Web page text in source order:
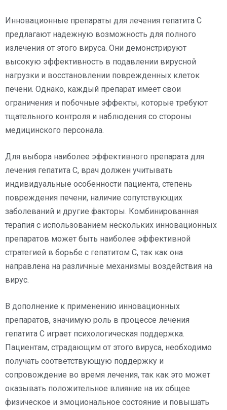
Инновационные препараты для лечения гепатита C
предлагают надежную возможность для полного
излечения от этого вируса. Они демонстрируют
высокую эффективность в подавлении вирусной
нагрузки и восстановлении поврежденных клеток
печени. Однако, каждый препарат имеет свои
ограничения и побочные эффекты, которые требуют
тщательного контроля и наблюдения со стороны
медицинского персонала.
Для выбора наиболее эффективного препарата для
лечения гепатита C, врач должен учитывать
индивидуальные особенности пациента, степень
повреждения печени, наличие сопутствующих
заболеваний и другие факторы. Комбинированная
терапия с использованием нескольких инновационных
препаратов может быть наиболее эффективной
стратегией в борьбе с гепатитом C, так как она
направлена на различные механизмы воздействия на
вирус.
В дополнение к применению инновационных
препаратов, значимую роль в процессе лечения
гепатита C играет психологическая поддержка.
Пациентам, страдающим от этого вируса, необходимо
получать соответствующую поддержку и
сопровождение во время лечения, так как это может
оказывать положительное влияние на их общее
физическое и эмоциональное состояние и повышать